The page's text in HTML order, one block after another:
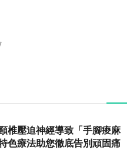
椎壓迫神經導致「手腳痠麻
色療法助您徹底告別頑固痛